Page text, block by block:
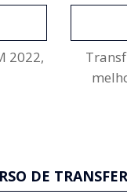
2022,
DE